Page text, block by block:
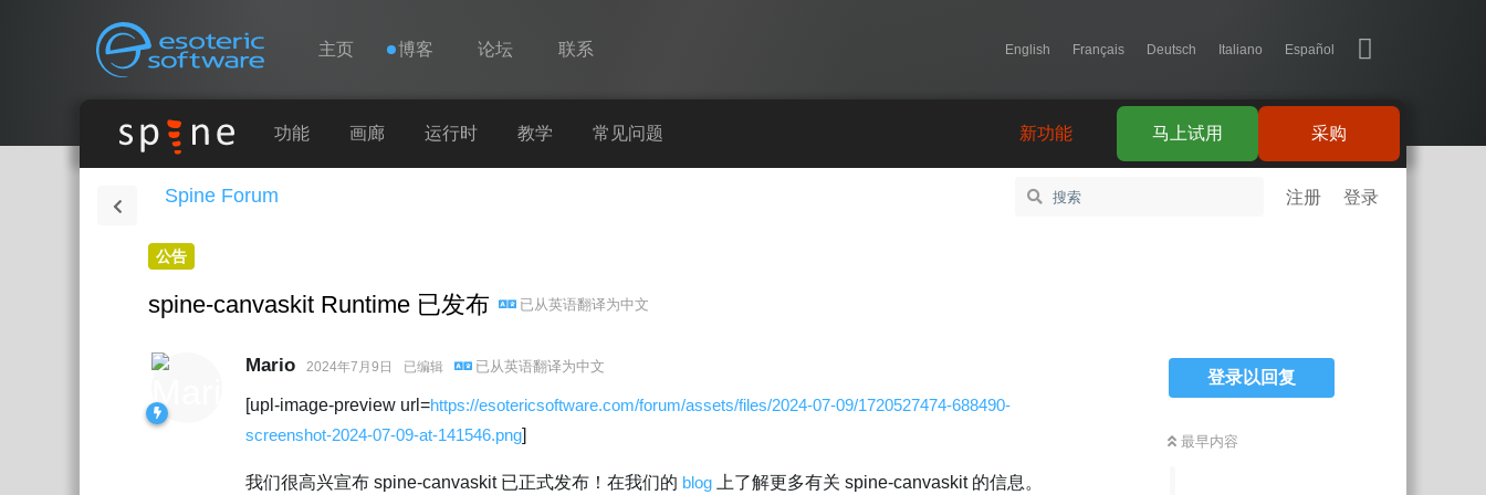
Esoteric Software
导航 主页 博客 论坛 联系 English Français Deutsch Italiano Español
Spine
教学
马上试用
功能 画廊 运行时 教学 常见问题 采购
马上试用
新功能
Spine Forum 注册 登录
公告
spine-canvaskit Runtime 已发布 已从英语翻译为中文
登录以回复
最早内容
Mario 2024年7月9日 已编辑 已从英语翻译为中文
[upl-image-preview url=https://esotericsoftware.com/forum/assets/files/2024-07-09/1720527474-688490-
screenshot-2024-07-09-at-141546.png]
我们很高兴宣布 spine-canvaskit 已正式发布！在我们的 blog 上了解更多有关 spine-canvaskit 的信息。